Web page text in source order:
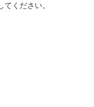
ください。